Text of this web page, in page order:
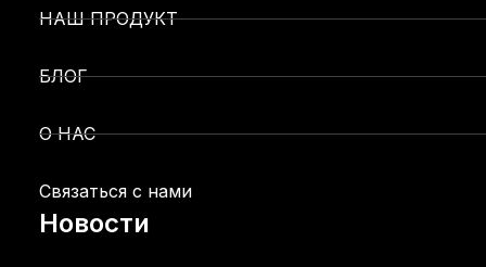
НАШ ПРОДУКТ
БЛОГ
О НАС
Связаться с нами
Новости